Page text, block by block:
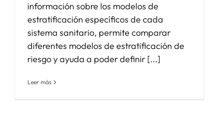
información sobre los modelos de
estratificación específicos de cada
sistema sanitario, permite comparar
diferentes modelos de estratificación de
riesgo y ayuda a poder definir [...]
Leer más